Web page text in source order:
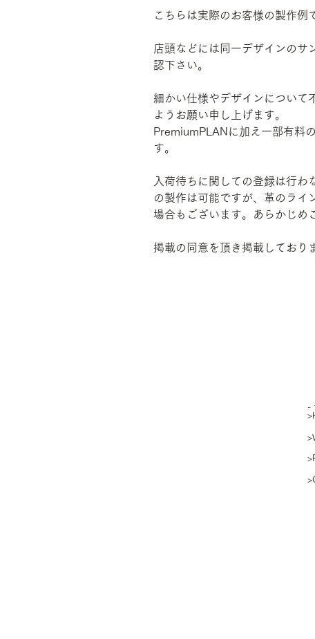
こちらは実際のお客様の製作例
店頭などには同一デザインのサ
認下さい。
細かい仕様やデザインについて
ようお願い申し上げます。
PremiumPLANに加え一部有料
す。
入荷待ちに関しての登録は行わ
の製作は可能ですが、革のライ
場合もございます。あらかじめ
掲載の同意を頂き掲載しており
​-